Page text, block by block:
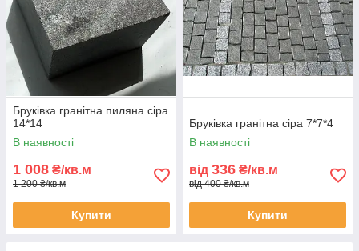
Бруківка гранітна пиляна сіра
14*14
В наявності
1 008 ₴/кв.м
1 200 ₴/кв.м
Купити
Бруківка гранітна сіра 7*7*4
В наявності
від 336 ₴/кв.м
від 400 ₴/кв.м
Купити